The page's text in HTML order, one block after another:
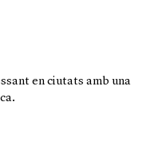
en ciutats amb una